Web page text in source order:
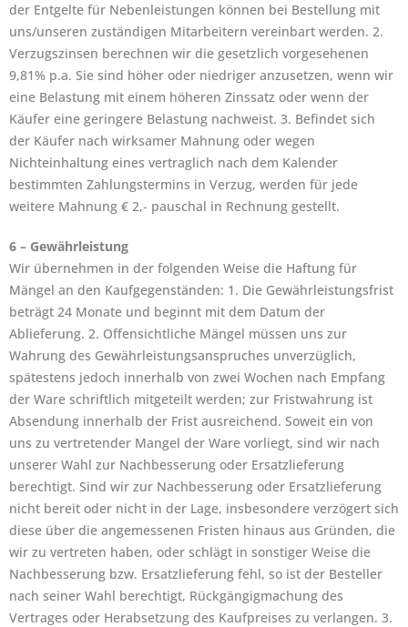
der Entgelte für Nebenleistungen können bei Bestellung mit
uns/unseren zuständigen Mitarbeitern vereinbart werden. 2.
Verzugszinsen berechnen wir die gesetzlich vorgesehenen
9,81% p.a. Sie sind höher oder niedriger anzusetzen, wenn wir
eine Belastung mit einem höheren Zinssatz oder wenn der
Käufer eine geringere Belastung nachweist. 3. Befindet sich
der Käufer nach wirksamer Mahnung oder wegen
Nichteinhaltung eines vertraglich nach dem Kalender
bestimmten Zahlungstermins in Verzug, werden für jede
weitere Mahnung € 2,- pauschal in Rechnung gestellt.
6 – Gewährleistung
Wir übernehmen in der folgenden Weise die Haftung für
Mängel an den Kaufgegenständen: 1. Die Gewährleistungsfrist
beträgt 24 Monate und beginnt mit dem Datum der
Ablieferung. 2. Offensichtliche Mängel müssen uns zur
Wahrung des Gewährleistungsanspruches unverzüglich,
spätestens jedoch innerhalb von zwei Wochen nach Empfang
der Ware schriftlich mitgeteilt werden; zur Fristwahrung ist
Absendung innerhalb der Frist ausreichend. Soweit ein von
uns zu vertretender Mangel der Ware vorliegt, sind wir nach
unserer Wahl zur Nachbesserung oder Ersatzlieferung
berechtigt. Sind wir zur Nachbesserung oder Ersatzlieferung
nicht bereit oder nicht in der Lage, insbesondere verzögert sich
diese über die angemessenen Fristen hinaus aus Gründen, die
wir zu vertreten haben, oder schlägt in sonstiger Weise die
Nachbesserung bzw. Ersatzlieferung fehl, so ist der Besteller
nach seiner Wahl berechtigt, Rückgängigmachung des
Vertrages oder Herabsetzung des Kaufpreises zu verlangen. 3.